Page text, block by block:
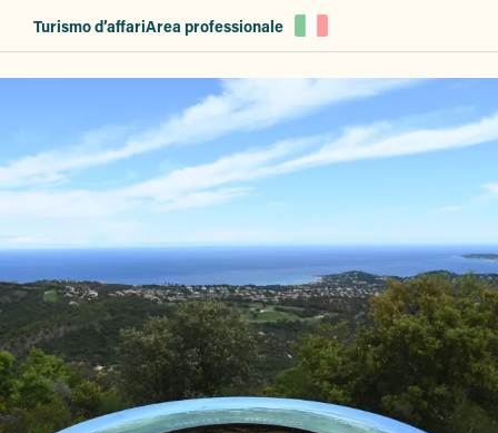
Turismo d’affariArea professionale